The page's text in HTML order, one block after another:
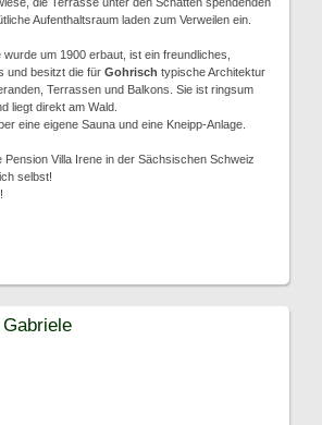
Aufenthaltsraum laden zum Verweilen ein.
wurde um 1900 erbaut, ist ein freundliches,
und besitzt die für Gohrisch typische Architektur
Terrassen und Balkons. Sie ist ringsum
liegt direkt am Wald.
eine eigene Sauna und eine Kneipp-Anlage.
Pension Villa Irene in der Sächsischen Schweiz
selbst!